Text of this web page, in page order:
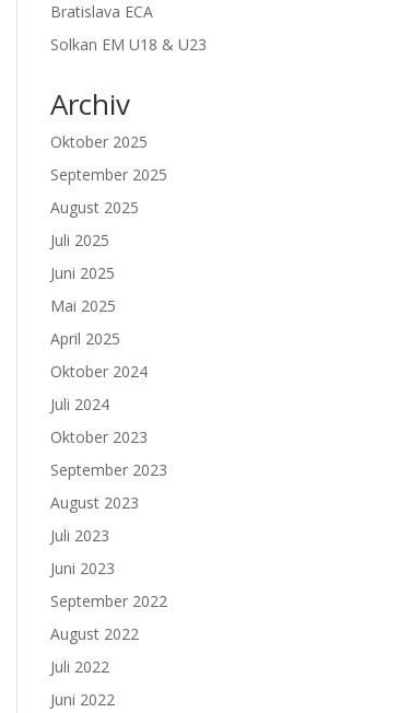
Bratislava ECA
Solkan EM U18 & U23
Archiv
Oktober 2025
September 2025
August 2025
Juli 2025
Juni 2025
Mai 2025
April 2025
Oktober 2024
Juli 2024
Oktober 2023
September 2023
August 2023
Juli 2023
Juni 2023
September 2022
August 2022
Juli 2022
Juni 2022